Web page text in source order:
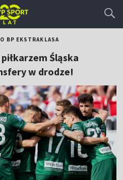
BP EKSTRAKLASA
Śląska
w drodze!